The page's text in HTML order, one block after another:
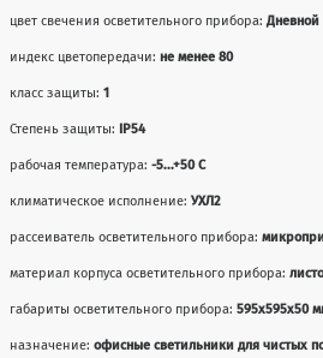
цвет свечения осветительного прибора:Дневной
индекс цветопередачи:не менее 80
класс защиты:1
Степень защиты: IP54
рабочая температура:-5...+50 С
климатическое исполнение:УХЛ2
рассеиватель осветительного прибора:
материал корпуса осветительного прибора:
габариты осветительного прибора:595х595х50
назначение:офисные светильники для чистых